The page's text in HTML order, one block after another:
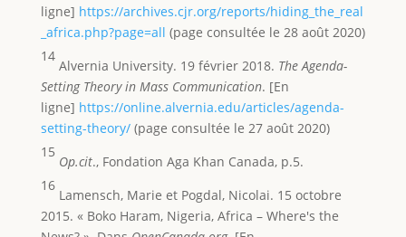
ligne] https://archives.cjr.org/reports/hiding_the_real
_africa.php?page=all (page consultée le 28 août 2020)
14
Alvernia University. 19 février 2018. The Agenda-
Setting Theory in Mass Communication. [En
ligne] https://online.alvernia.edu/articles/agenda-
setting-theory/(page consultée le 27 août 2020)
15
Op.cit., Fondation Aga Khan Canada, p.5.
16
Lamensch, Marie et Pogdal, Nicolai. 15 octobre
2015. « Boko Haram, Nigeria, Africa – Where's the